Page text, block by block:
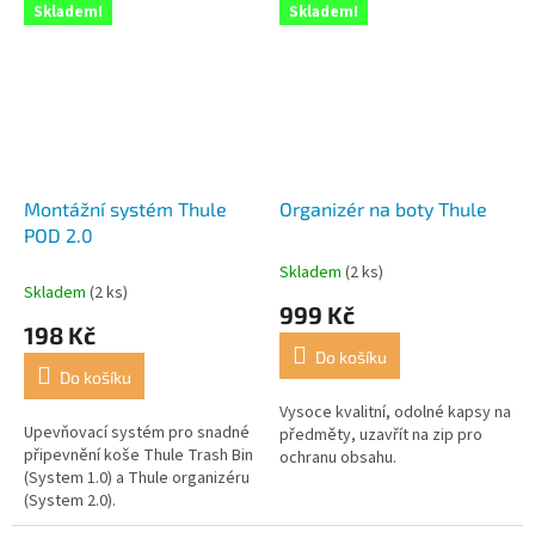
Skladem!
Montážní systém Thule
POD 2.0
Skladem (2 ks)
198 Kč
Do košíku
Upevňovací systém pro snadné
připevnění koše Thule Trash Bin
(System 1.0) a Thule organizéru
(System 2.0).
Skladem!
Organizér na boty Thule
Průměrné
produktu
5,0
5
hvězdiček.
Skladem (2 ks)
999 Kč
Do košíku
Vysoce kvalitní, odolné kapsy na
předměty, uzavřít na zip pro
ochranu obsahu.